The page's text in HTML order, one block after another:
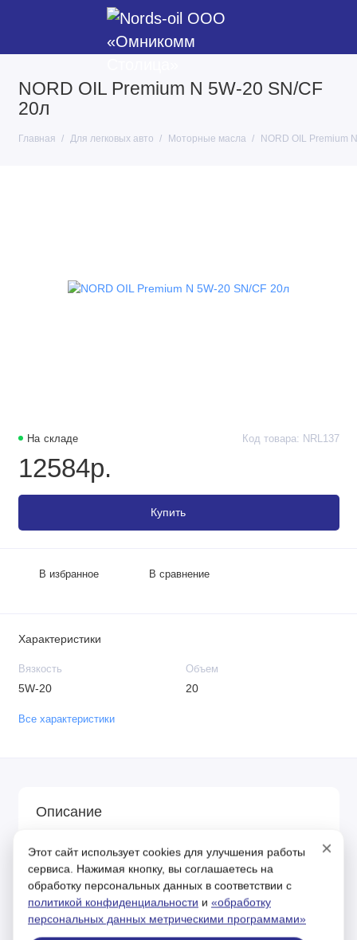
NORD OIL Premium N 5W-20 SN/CF
20л
Главная Для легковых авто Моторные масла NORD OIL Premium
На складе Код товара: NRL137
12584р.
Купить
В избранное В сравнение
Характеристики
Вязкость
5W-20
Объем
20
Все характеристики
Описание
Полностью синтетическое моторное масло для
легковых автомобилей Полностью синтетическое,
высокоэффективное, моторное масло для
бензиновых, дизельных двигателей и двигателей,
работающих на сжиженном газе. Оно предназначено
×
Этот сайт использует cookies для улучшения работы
сервиса. Нажимая кнопку, вы соглашаетесь на
обработку персональных данных в соответствии с
политикой конфиденциальности и «обработку
персональных данных метрическими программами»